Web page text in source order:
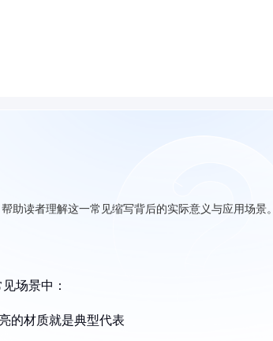
助读者理解这一常见缩写背后的实际意义与应用场景。
场景中：
的材质就是典型代表